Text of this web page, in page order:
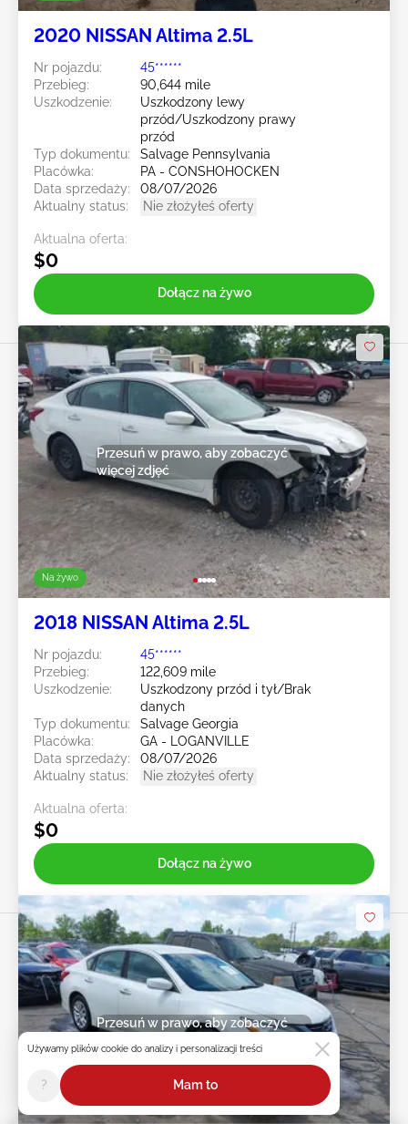
2020 NISSAN Altima 2.5L
Nr pojazdu:
45******
Przebieg:
90,644 mile
Uszkodzenie:
Uszkodzony lewy
przód/Uszkodzony prawy
przód
Typ dokumentu:
Salvage Pennsylvania
Placówka:
PA - CONSHOHOCKEN
Data sprzedaży:
08/07/2026
Aktualny status:
Nie złożyłeś oferty
Aktualna oferta:
$0
Dołącz na żywo
Na żywo
Przesuń w prawo, aby zobaczyć
więcej zdjęć
2018 NISSAN Altima 2.5L
Nr pojazdu:
45******
Przebieg:
122,609 mile
Uszkodzenie:
Uszkodzony przód i tył/Brak
danych
Typ dokumentu:
Salvage Georgia
Placówka:
GA - LOGANVILLE
Data sprzedaży:
08/07/2026
Aktualny status:
Nie złożyłeś oferty
Aktualna oferta:
$0
Dołącz na żywo
Przesuń w prawo, aby zobaczyć
Używamy plików cookie do analizy i personalizacji treści
? Mam to